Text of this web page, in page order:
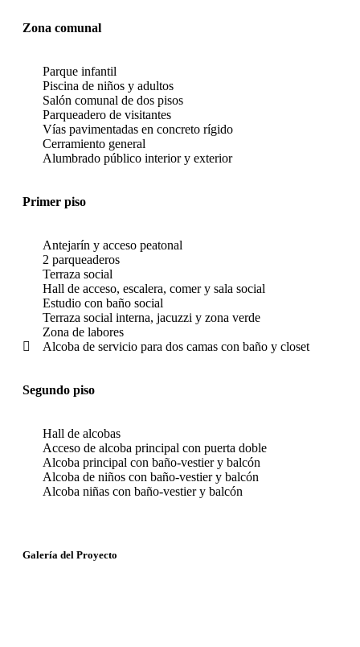
Zona comunal
Parque infantil
Piscina de niños y adultos
Salón comunal de dos pisos
Parqueadero de visitantes
Vías pavimentadas en concreto rígido
Cerramiento general
Alumbrado público interior y exterior
Primer piso
Antejarín y acceso peatonal
2 parqueaderos
Terraza social
Hall de acceso, escalera, comer y sala social
Estudio con baño social
Terraza social interna, jacuzzi y zona verde
Zona de labores
Alcoba de servicio para dos camas con baño y closet
Segundo piso
Hall de alcobas
Acceso de alcoba principal con puerta doble
Alcoba principal con baño-vestier y balcón
Alcoba de niños con baño-vestier y balcón
Alcoba niñas con baño-vestier y balcón
Galería del Proyecto